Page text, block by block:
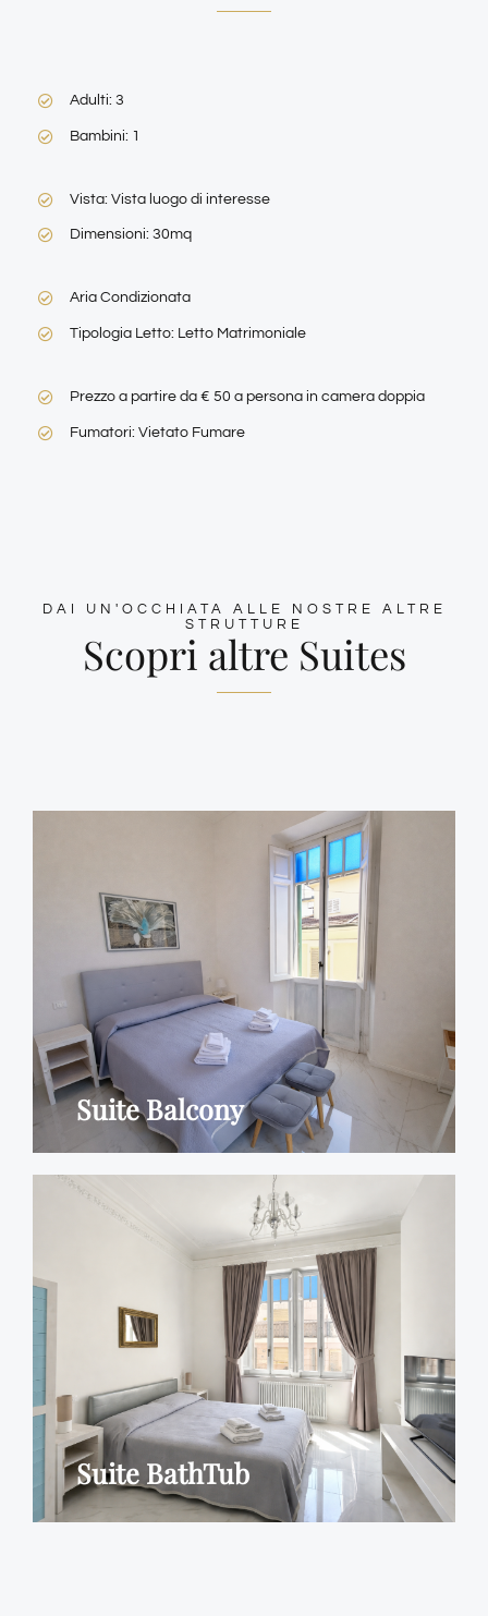
Adulti: 3
Bambini: 1
Vista: Vista luogo di interesse
Dimensioni: 30mq
Aria Condizionata
Tipologia Letto: Letto Matrimoniale
Prezzo a partire da € 50 a persona in camera doppia
Fumatori: Vietato Fumare
DAI UN'OCCHIATA ALLE NOSTRE ALTRE
STRUTTURE
Scopri altre Suites
Suite Balcony
Suite BathTub